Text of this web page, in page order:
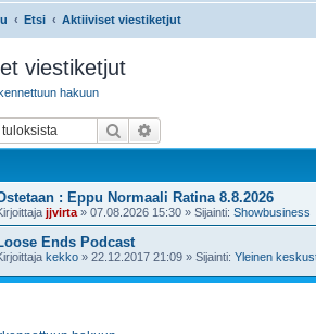
Etsi Aktiiviset viestiketjut
viestiketjut
hakuun
Etsi
: Eppu Normaali Ratina 8.8.2026
jjvirta » 07.08.2026 15:30 » Sijainti: Showbusiness
Ends Podcast
kekko » 22.12.2017 21:09 » Sijainti: Yleinen